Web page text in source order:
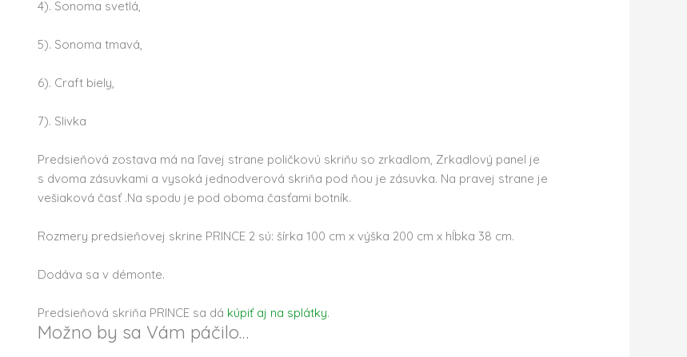
4). Sonoma svetlá,
5). Sonoma tmavá,
6). Craft biely,
7). Slivka
Predsieňová zostava má na ľavej strane poličkovú skriňu so zrkadlom, Zrkadlový panel je
s dvoma zásuvkami a vysoká jednodverová skriňa pod ňou je zásuvka. Na pravej strane je
vešiaková časť .Na spodu je pod oboma časťami botník.
Rozmery predsieňovej skrine PRINCE 2 sú: šírka 100 cm x výška 200 cm x hĺbka 38 cm.
Dodáva sa v démonte.
Predsieňová skriňa PRINCE sa dá kúpiť aj na splátky.
Možno by sa Vám páčilo…